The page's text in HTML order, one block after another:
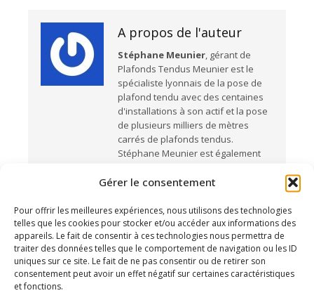
Gérer le consentement
Pour offrir les meilleures expériences, nous utilisons des technologies
telles que les cookies pour stocker et/ou accéder aux informations des
appareils. Le fait de consentir à ces technologies nous permettra de
traiter des données telles que le comportement de navigation ou les ID
uniques sur ce site. Le fait de ne pas consentir ou de retirer son
consentement peut avoir un effet négatif sur certaines caractéristiques
et fonctions.
A propos de l'auteur
Stéphane Meunier, gérant de
Plafonds Tendus Meunier est le
spécialiste lyonnais de la pose de
plafond tendu avec des centaines
d'installations à son actif et la pose
de plusieurs milliers de mètres
carrés de plafonds tendus.
Stéphane Meunier est également
l’entrepriseSERGE FERRARI
Partage